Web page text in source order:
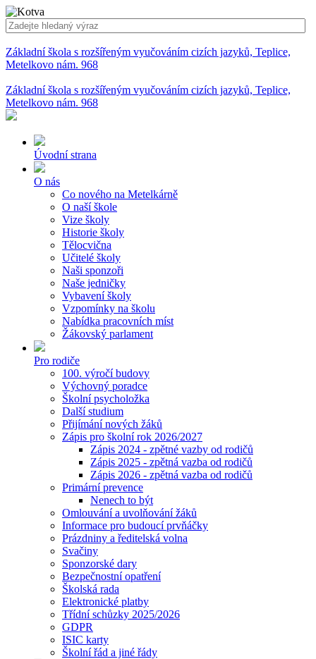
Základní škola s rozšířeným vyučováním cizích jazyků, Teplice,
Metelkovo nám. 968
Základní škola s rozšířeným vyučováním cizích jazyků, Teplice,
Metelkovo nám. 968
Úvodní strana
O nás
Co nového na Metelkárně
O naší škole
Vize školy
Historie školy
Tělocvična
Učitelé školy
Naši sponzoři
Naše jedničky
Vybavení školy
Vzpomínky na školu
Nabídka pracovních míst
Žákovský parlament
Pro rodiče
100. výročí budovy
Výchovný poradce
Školní psycholožka
Další studium
Přijímání nových žáků
Zápis pro školní rok 2026/2027
Zápis 2024 - zpětné vazby od rodičů
Zápis 2025 - zpětná vazba od rodičů
Zápis 2026 - zpětná vazba od rodičů
Primární prevence
Nenech to být
Omlouvání a uvolňování žáků
Informace pro budoucí prvňáčky
Prázdniny a ředitelská volna
Svačiny
Sponzorské dary
Bezpečnostní opatření
Školská rada
Elektronické platby
Třídní schůzky 2025/2026
GDPR
ISIC karty
Školní řád a jiné řády